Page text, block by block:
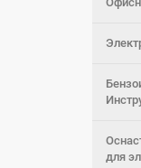
для